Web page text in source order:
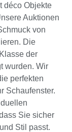
déco Objekte
Auktionen
von
Die
der
wurden. Wir
perfekten
Schaufenster.
Sie sicher
Stil passt.